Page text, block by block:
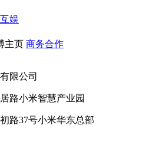
娱
主页 商务合作
限公司
路小米智慧产业园
路37号小米华东总部